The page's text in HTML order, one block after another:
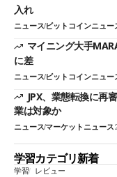
入れ
ニュースビットコインニュー
マイニング大手
に差
ニュースビットコインニュー
JPX、業態転換に再
業は対象か
ニュースマーケットニュース
学習カテゴリ新着
学習 レビュー